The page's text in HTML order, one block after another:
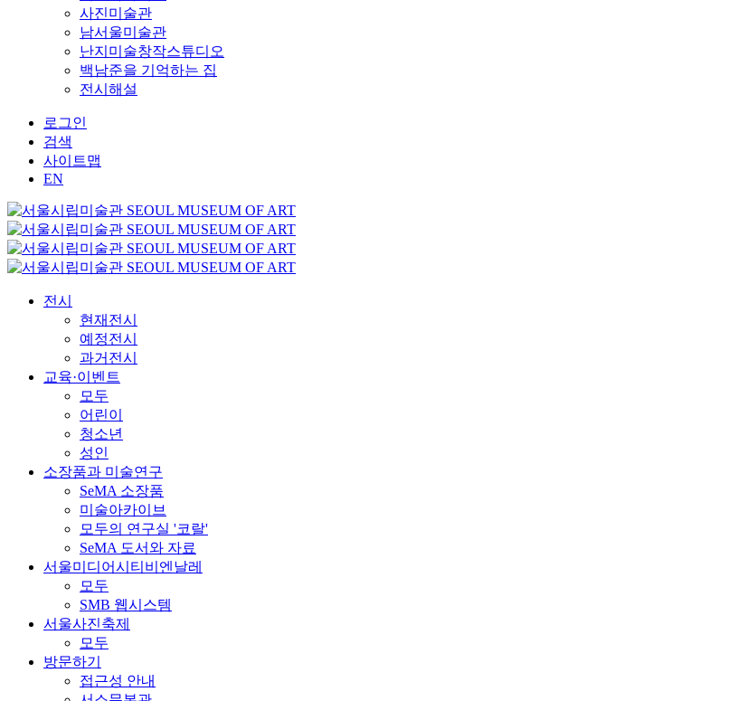
사진미술관
남서울미술관
난지미술창작스튜디오
백남준을 기억하는 집
전시해설
로그인
검색
사이트맵
EN
전시
현재전시
예정전시
과거전시
교육·이벤트
모두
어린이
청소년
성인
소장품과 미술연구
SeMA 소장품
미술아카이브
모두의 연구실 '코랄'
SeMA 도서와 자료
서울미디어시티비엔날레
모두
SMB 웹시스템
서울사진축제
모두
방문하기
접근성 안내